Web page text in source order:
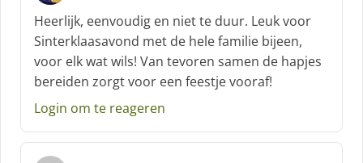
c
h
r
e
e
:
Heerlijk, eenvoudig en niet te duur. Leuk voor
Sinterklaasavond met de hele familie bijeen,
voor elk wat wils! Van tevoren samen de hapjes
bereiden zorgt voor een feestje vooraf!
Login om te reageren